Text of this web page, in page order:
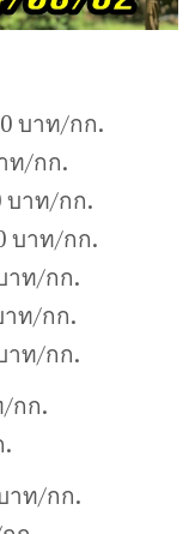
บาท/กก.
ท/กก.
บาท/กก.
บาท/กก.
าท/กก.
าท/กก.
าท/กก.
/กก.
าท/กก.